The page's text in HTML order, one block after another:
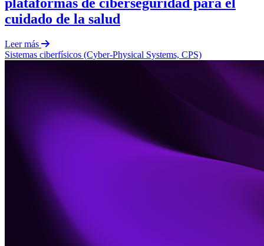
plataformas de ciberseguridad para el
cuidado de la salud
Leer más
Sistemas ciberfísicos (Cyber-Physical Systems, CPS)